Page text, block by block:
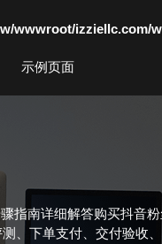
wwwroot/izziellc.com/
示例页面
指南详细解答购买抖
、下单支付、交付验收